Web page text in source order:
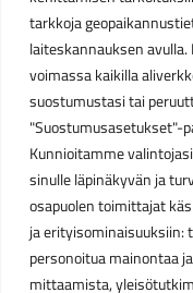
tarkkoja
laiteskannauksen
voimassa kaikilla
suostumustasi tai
"Suostumusasetukset"-
Kunnioitamme
sinulle läpinäkyvän ja
osapuolen toimittajat
ja
personoitua mainontaa
mittaamista,
Kesäkauden
Ma-Pe 10-18
La 9-15
Poikkeavat aukioloajat:
Pyhäinpäivä lauantai
©